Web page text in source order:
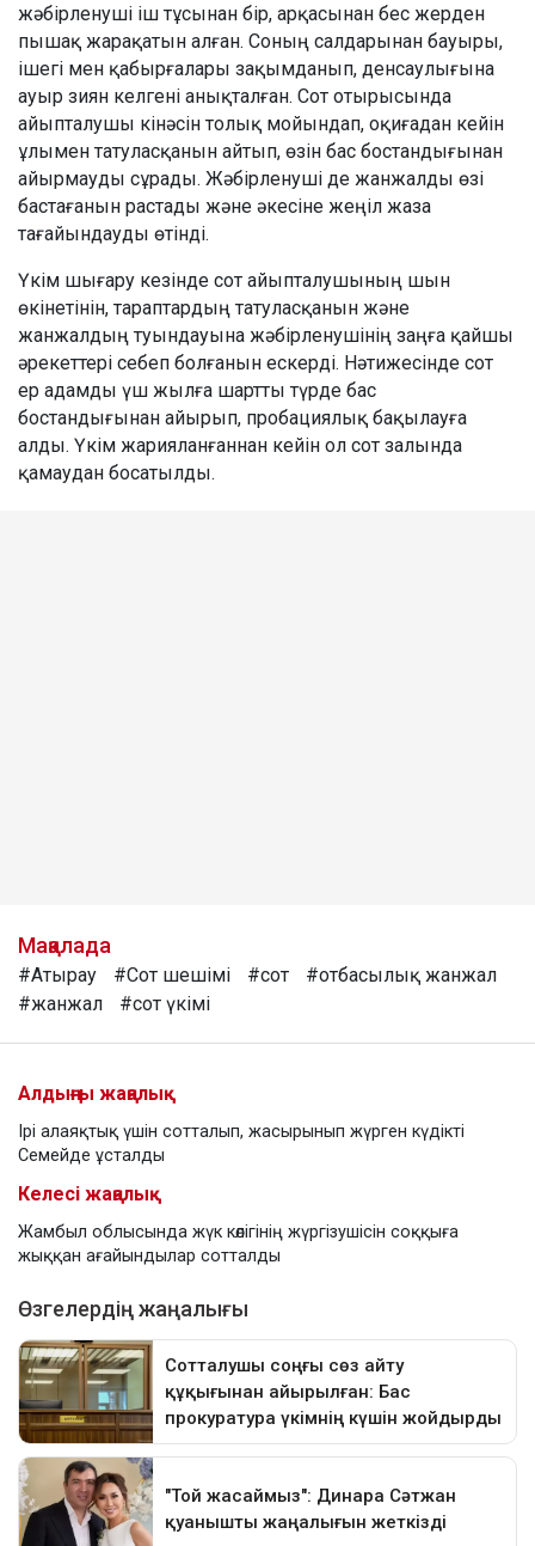
жәбірленуші іш тұсынан бір, арқасынан бес жерден
пышақ жарақатын алған. Соның салдарынан бауыры,
ішегі мен қабырғалары зақымданып, денсаулығына
ауыр зиян келгені анықталған. Сот отырысында
айыпталушы кінәсін толық мойындап, оқиғадан кейін
ұлымен татуласқанын айтып, өзін бас бостандығынан
айырмауды сұрады. Жәбірленуші де жанжалды өзі
бастағанын растады және әкесіне жеңіл жаза
тағайындауды өтінді.
Үкім шығару кезінде сот айыпталушының шын
өкінетінін, тараптардың татуласқанын және
жанжалдың туындауына жәбірленушінің заңға қайшы
әрекеттері себеп болғанын ескерді. Нәтижесінде сот
ер адамды үш жылға шартты түрде бас
бостандығынан айырып, пробациялық бақылауға
алды. Үкім жарияланғаннан кейін ол сот залында
қамаудан босатылды.
Мақалада
#Атырау #Сот шешімі #сот
#отбасылық жанжал
#жанжал
#сот үкімі
Алдыңғы жаңалық
Ірі алаяқтық үшін сотталып, жасырынып жүрген күдікті
Семейде ұсталды
Келесі жаңалық
Жамбыл облысында жүк көлігінің жүргізушісін соққыға
жыққан ағайындылар сотталды